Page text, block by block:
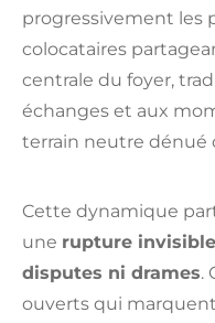
progressivement les
colocataires
centrale du foyer,
échanges et aux
terrain neutre dénué
Cette dynamique
une rupture
disputes ni drames.
ouverts qui